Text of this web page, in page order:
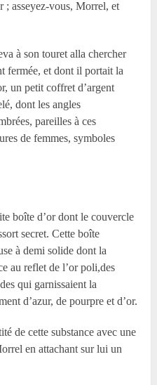
; asseyez-vous, Morrel, et
à son touret alla chercher
fermée, et dont il portait la
un petit coffret d’argent
dont les angles
pareilles à ces
de femmes, symboles
boîte d’or dont le couvercle
secret. Cette boîte
à demi solide dont la
au reflet de l’or poli,des
qui garnissaient la
d’azur, de pourpre et d’or.
de cette substance avec une
en attachant sur lui un